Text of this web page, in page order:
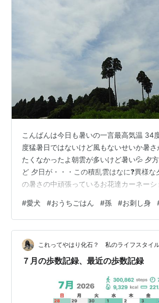
こんばんは今日も暑いの一言最高気温 34
度猛暑日ではないけど風もないせいか暑さ
たくなかったよ朝雲が多いけど暑い💦 夕
ど 夕日が・・・この積乱雲はなに❓異様な
の暑さの中頑張っているお花達カーネーシ
に❓ 「そら君」お散歩がんばりましたよ🚶
らね 1歳の「あきちゃん」にあったら元気
ジの「そら君」笑ってしまいました🐶 収
嬉しいね お友達が「ナス」くれたよあり
す 主人のおやつ（笑）コロッケサンド美味
#愛犬 #おうちごはん #孫 #お刺し身
これってやはり化石？ 私のライフスタイル
７月の歩数記録、最近の歩数記録